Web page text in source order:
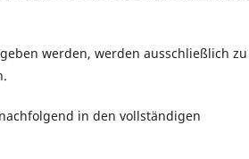
werden, werden ausschließlich zu
in den vollständigen